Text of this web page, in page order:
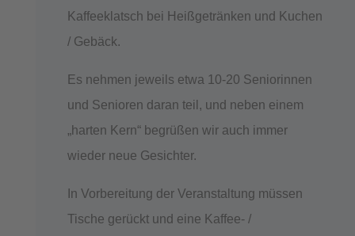
Kaffeeklatsch bei Heißgetränken und Kuchen
/ Gebäck.
Es nehmen jeweils etwa 10-20 Seniorinnen
und Senioren daran teil, und neben einem
„harten Kern“ begrüßen wir auch immer
wieder neue Gesichter.
In Vorbereitung der Veranstaltung müssen
Tische gerückt und eine Kaffee- /